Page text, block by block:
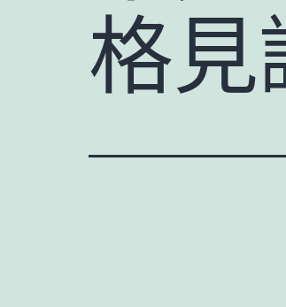
格見